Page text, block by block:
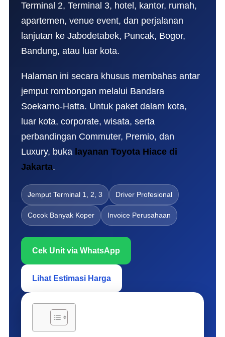
Terminal 2, Terminal 3, hotel, kantor, rumah,
apartemen, venue event, dan perjalanan
lanjutan ke Jabodetabek, Puncak, Bogor,
Bandung, atau luar kota.
Halaman ini secara khusus membahas antar
jemput rombongan melalui Bandara
Soekarno-Hatta. Untuk paket dalam kota,
luar kota, corporate, wisata, serta
perbandingan Commuter, Premio, dan
Luxury, buka layanan Toyota Hiace di
Jakarta.
Jemput Terminal 1, 2, 3 Driver Profesional
Cocok Banyak Koper Invoice Perusahaan
Cek Unit via WhatsApp
Lihat Estimasi Harga